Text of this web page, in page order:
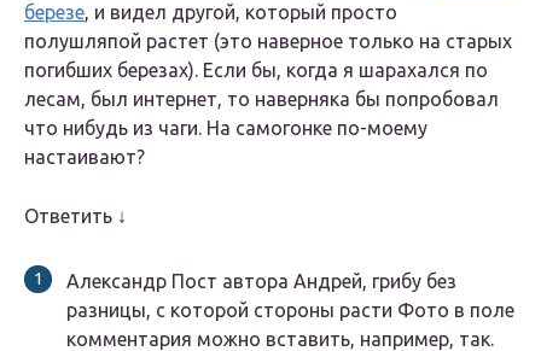
березе, и видел другой, который просто
полушляпой растет (это наверное только на старых
погибших березах). Если бы, когда я шарахался по
лесам, был интернет, то наверняка бы попробовал
что нибудь из чаги. На самогонке по-моему
настаивают?
Ответить ↓
Александр Пост автора Андрей, грибу без
разницы, с которой стороны расти Фото в поле
комментария можно вставить, например, так.